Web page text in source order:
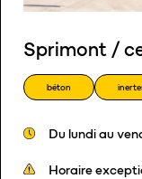
Sprimont /
béton
Du lundi au
Horaire